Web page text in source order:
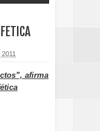
afirma